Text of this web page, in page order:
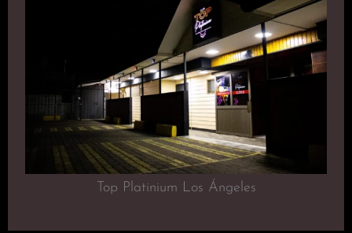
Top Platinium Los Ángeles